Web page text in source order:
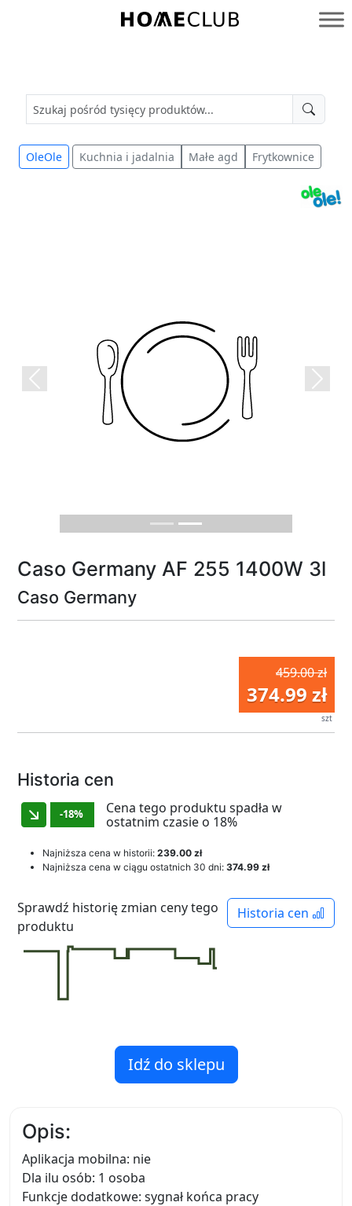
Homeclub
OleOle Kuchnia i jadalnia Małe agd Frytkownice
Previous Next
Caso Germany AF 255 1400W 3l
Caso Germany
459.00 zł
374.99 zł
szt
Historia cen
-18%
Cena tego produktu spadła w
ostatnim czasie o 18%
Najniższa cena w historii: 239.00 zł
Najniższa cena w ciągu ostatnich 30 dni: 374.99 zł
Historia cen
Sprawdź historię zmian ceny tego
produktu
Idź do sklepu
Opis:
Aplikacja mobilna: nie
Dla ilu osób: 1 osoba
Funkcje dodatkowe: sygnał końca pracy